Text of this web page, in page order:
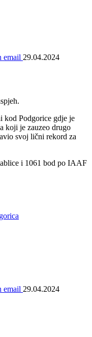
email 29.04.2024
kod Podgorice gdje je
koji je zauzeo drugo
svoj lični rekord za
i 1061 bod po IAAF
email 29.04.2024